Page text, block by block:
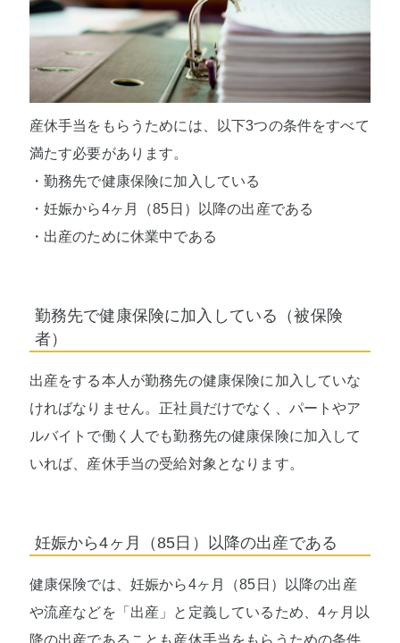
産休手当をもらうためには、以下3つの条件をすべて
満たす必要があります。
・勤務先で健康保険に加入している
・妊娠から4ヶ月（85日）以降の出産である
・出産のために休業中である
勤務先で健康保険に加入している（被保険
者）
出産をする本人が勤務先の健康保険に加入していな
ければなりません。正社員だけでなく、パートやア
ルバイトで働く人でも勤務先の健康保険に加入して
いれば、産休手当の受給対象となります。
妊娠から4ヶ月（85日）以降の出産である
健康保険では、妊娠から4ヶ月（85日）以降の出産
や流産などを「出産」と定義しているため、4ヶ月以
降の出産であることも産休手当をもらうための条件